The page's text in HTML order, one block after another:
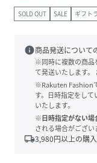
SOLD OUT SALE ギフト
info商品発送について
※同時に複数の商品
て発送いたします。
※Rakuten Fashion
す。日時指定をし
いたします。
※日時指定がない場
される場合がござい
local_shipping3,980円以上の購